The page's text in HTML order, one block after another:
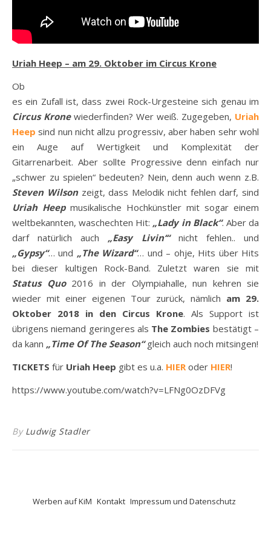
Uriah Heep – am 29. Oktober im Circus Krone
Ob
es ein Zufall ist, dass zwei Rock-Urgesteine sich genau im
Circus Kronewiederfinden? Wer weiß. Zugegeben, Uriah
Heep sind nun nicht allzu progressiv, aber haben sehr wohl
ein Auge auf Wertigkeit und Komplexität der
Gitarrenarbeit. Aber sollte Progressive denn einfach nur
„schwer zu spielen“ bedeuten? Nein, denn auch wenn z.B.
Steven Wilsonzeigt, dass Melodik nicht fehlen darf, sind
Uriah Heepmusikalische Hochkünstler mit sogar einem
weltbekannten, waschechten Hit: „Lady in Black“. Aber da
darf natürlich auch „Easy Livin‘“nicht fehlen.. und
„Gypsy“… und „The Wizard“… und – ohje, Hits über Hits
bei dieser kultigen Rock-Band. Zuletzt waren sie mit
Status Quo2016 in der Olympiahalle, nun kehren sie
wieder mit einer eigenen Tour zurück, nämlich am 29.
Oktober 2018 in den Circus Krone. Als Support ist
übrigens niemand geringeres als The Zombies bestätigt –
da kann „Time Of The Season“gleich auch noch mitsingen!
TICKETS für Uriah Heep gibt es u.a. HIERoder HIER!
https://www.youtube.com/watch?v=LFNg0OzDFVg
By Ludwig Stadler
Werben auf KiM Kontakt Impressum und Datenschutz